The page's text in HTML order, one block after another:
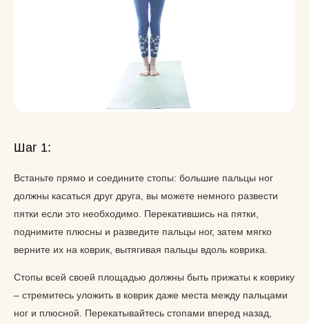
Шаг 1:
Встаньте прямо и соедините стопы: большие пальцы ног
должны касаться друг друга, вы можете немного развести
пятки если это необходимо. Перекатившись на пятки,
поднимите плюсны и разведите пальцы ног, затем мягко
верните их на коврик, вытягивая пальцы вдоль коврика.
Стопы всей своей площадью должны быть прижаты к коврику
– стремитесь уложить в коврик даже места между пальцами
ног и плюсной. Перекатывайтесь стопами вперед назад,